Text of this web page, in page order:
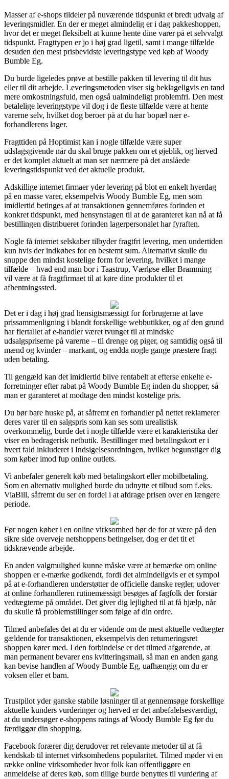
Masser af e-shops tildeler på nuværende tidspunkt et bredt udvalg af
leveringsmidler. En der er meget almindelig er i dag pakkeshoppen,
hvor det er meget fleksibelt at kunne hente dine varer på et selvvalgt
tidspunkt. Fragttypen er jo i høj grad ligetil, samt i mange tilfælde
desuden den mest prisbevidste leveringstype ved køb af Woody
Bumble Eg.
Du burde ligeledes prøve at bestille pakken til levering til dit hus
eller til dit arbejde. Leveringsmetoden viser sig beklageligvis en tand
mere omkostningsfuld, men også ualmindeligt problemfri. Den mest
betalelige leveringstype vil dog i de fleste tilfælde være at hente
varerne selv, hvilket dog beroer på at du har bopæl nær e-
forhandlerens lager.
Fragttiden på Hoptimist kan i nogle tilfælde være super
udslagsgivende når du skal bruge pakken om et øjeblik, og herved
er det komplet aktuelt at man ser nærmere på det anslåede
leveringstidspunkt ved det aktuelle produkt.
Adskillige internet firmaer yder levering på blot en enkelt hverdag
på en masse varer, eksempelvis Woody Bumble Eg, men som
imidlertid betinges af at transaktionen gennemføres forinden et
konkret tidspunkt, med hensynstagen til at de garanteret kan nå at få
bestillingen distribueret forinden lagerpersonalet har fyraften.
Nogle få internet selskaber tilbyder fragtfri levering, men undertiden
kun hvis der indkøbes for en bestemt sum. Alternativt skulle du
snuppe den mindst kostelige form for levering, hvilket i mange
tilfælde – hvad end man bor i Taastrup, Værløse eller Bramming –
vil være at få fragtfirmaet til at køre dine produkter til et
afhentningssted.
Det er i dag i høj grad hensigtsmæssigt for forbrugerne at lave
prissammenligning i blandt forskellige webbutikker, og af den grund
har flertallet af e-handler været tvunget til at mindske
udsalgspriserne på varerne – til drenge og piger, og samtidig også til
mænd og kvinder – markant, og endda nogle gange præstere fragt
uden betaling.
Til gengæld kan det imidlertid blive rentabelt at efterse enkelte e-
forretninger efter rabat på Woody Bumble Eg inden du shopper, så
man er garanteret at modtage den mindst kostelige pris.
Du bør bare huske på, at såfremt en forhandler på nettet reklamerer
deres varer til en salgspris som kan ses som urealistisk
overkommelig, burde det i nogle tilfælde være et karakteristika der
viser en bedragerisk netbutik. Bestillinger med betalingskort er i
hvert fald inkluderet i Indsigelsesordningen, hvilket begunstiger dig
som køber imod fup online outlets.
Vi anbefaler generelt køb med betalingskort eller mobilbetaling.
Som en alternativ mulighed burde du udnytte et tilbud som f.eks.
ViaBill, såfremt du ser en fordel i at afdrage prisen over en længere
periode.
Før nogen køber i en online virksomhed bør de for at være på den
sikre side overveje netshoppens betingelser, dog er det tit et
tidskrævende arbejde.
En anden valgmulighed kunne måske være at bemærke om online
shoppen er e-mærke godkendt, fordi det almindeligvis er et sympol
på at e-forhandleren understøtter de officielle danske regler, udover
at online forhandleren rutinemæssigt besøges af fagfolk der forstår
vedtægterne på området. Det giver dig lejlighed til at få hjælp, når
du skulle få problemstillinger som følge af din ordre.
Tilmed anbefales det at du er vidende om de mest aktuelle vedtægter
gældende for transaktionen, eksempelvis den returneringsret
shoppen kører med. I den forbindelse er det tilmed afgørende, at
man permanent bevarer ens kvitteringsmail, så man en anden gang
kan bevise handlen af Woody Bumble Eg, uafhængig om du er
voksen eller et barn.
Trustpilot yder ganske stabile løsninger til at gennemsøge forskellige
aktuelle kunders vurderinger og herved er det anbefalelsesværdigt,
at du undersøger e-shoppens ratings af Woody Bumble Eg før du
færdiggør din shopping.
Facebook forærer dig derudover ret relevante metoder til at få
kendskab til internet virksomhedens popularitet. Tilmed møder vi en
række online virksomheder hvor folk kan offentliggøre en
anmeldelse af deres køb, som tillige burde benyttes til vurdering af